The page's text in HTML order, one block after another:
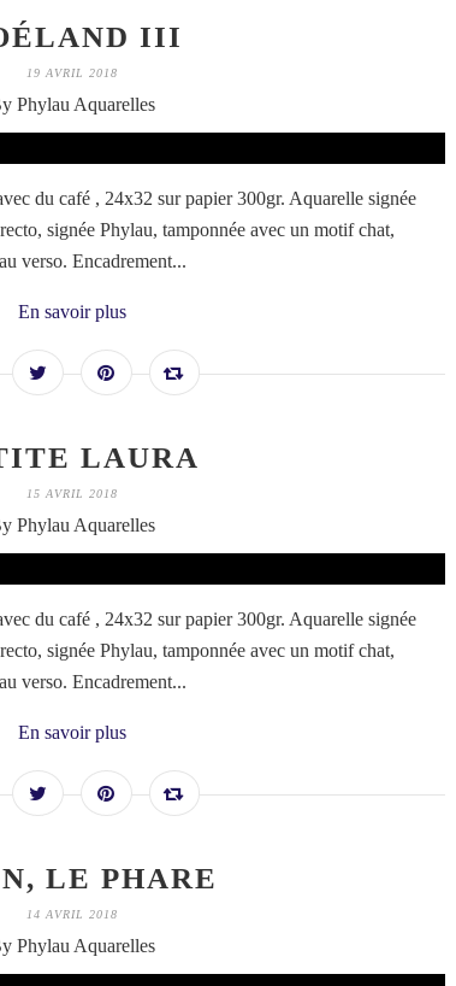
III
19 AVRIL 2018
Phylau Aquarelles
du café , 24x32 sur papier 300gr. Aquarelle signée
signée Phylau, tamponnée avec un motif chat,
verso. Encadrement...
En savoir plus
LAURA
15 AVRIL 2018
Phylau Aquarelles
du café , 24x32 sur papier 300gr. Aquarelle signée
signée Phylau, tamponnée avec un motif chat,
verso. Encadrement...
En savoir plus
LE PHARE
14 AVRIL 2018
Phylau Aquarelles